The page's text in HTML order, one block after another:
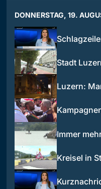
DONNERSTAG, 19.
Stadt
Luzern:
Immer
Kreisel in